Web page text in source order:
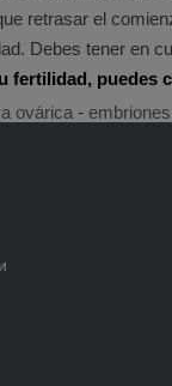
retrasar el
Debes tener en
fertilidad, puedes
ovárica - embriones